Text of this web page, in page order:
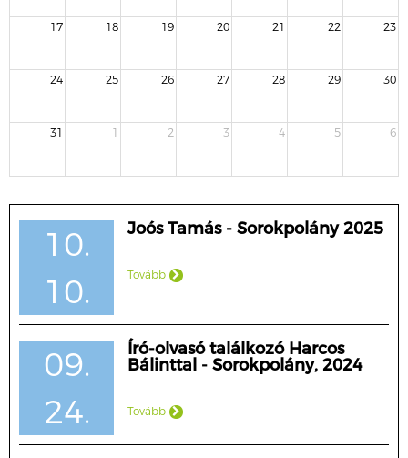
17 18 19 20 21 22 23
24 25 26 27 28 29 30
31 1 2 3 4 5 6
10.
10.
Joós Tamás - Sorokpolány 2025
Tovább
09.
24.
Író-olvasó találkozó Harcos
Bálinttal - Sorokpolány, 2024
Tovább